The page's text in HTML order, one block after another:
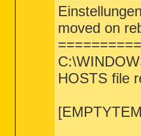
moved on
HOSTS file